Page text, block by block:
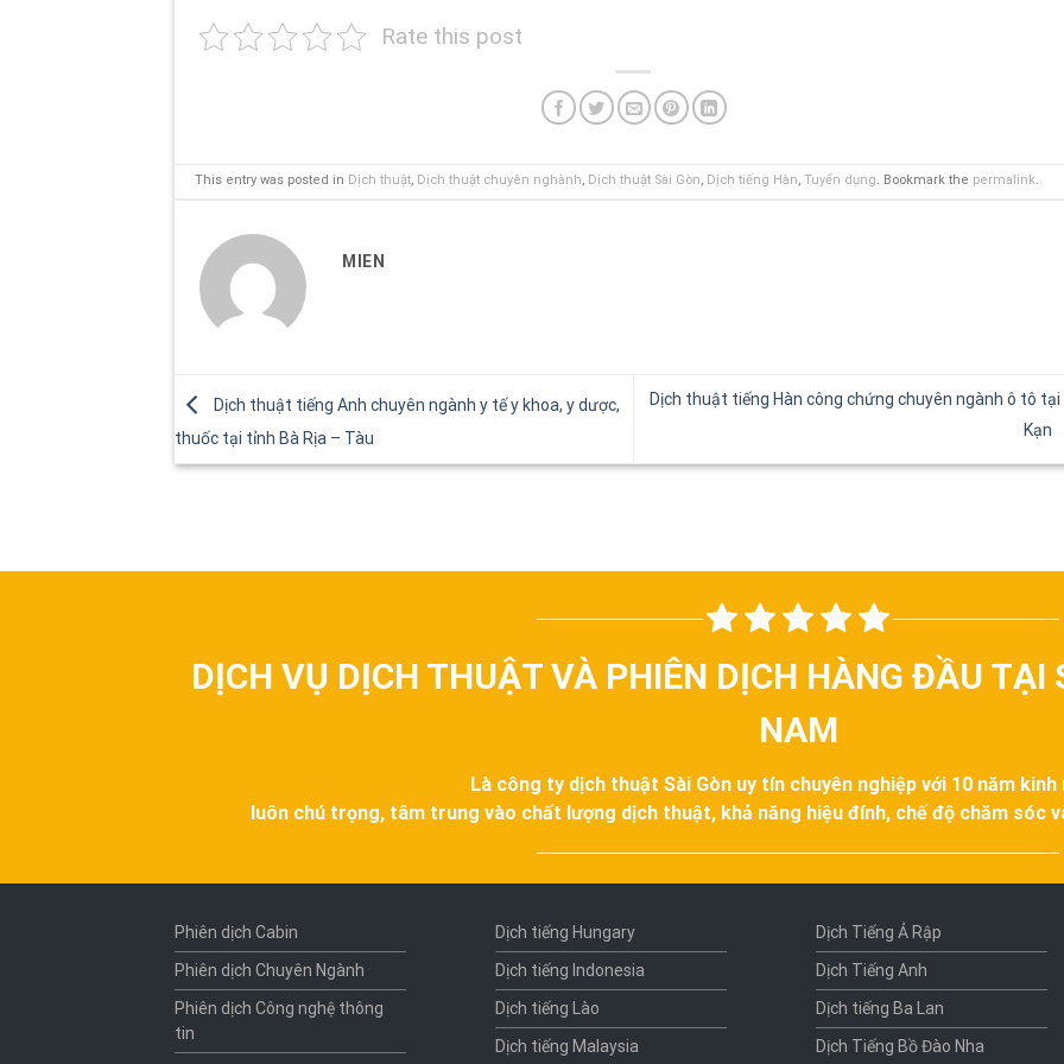
Rate this post
This entry was posted in Dịch thuật, Dịch thuật chuyên nghành, Dịch thuật Sài Gòn, Dịch tiếng Hàn, Tuyển dụng. Bookmark the permalink.
MIEN
Dịch thuật tiếng Anh chuyên ngành y tế y khoa, y dược,
thuốc tại tỉnh Bà Rịa – Tàu
Dịch thuật tiếng Hàn công chứng chuyên ngành ô tô tại
Kạn
DỊCH VỤ DỊCH THUẬT VÀ PHIÊN DỊCH HÀNG ĐẦU TẠI
NAM
Là công ty dịch thuật Sài Gòn uy tín chuyên nghiệp với 10 năm kinh
luôn chú trọng, tâm trung vào chất lượng dịch thuật, khả năng hiệu đính, chế độ chăm sóc
Phiên dịch Cabin
Phiên dịch Chuyên Ngành
Phiên dịch Công nghệ thông
tin
Dịch tiếng Hungary
Dịch tiếng Indonesia
Dịch tiếng Lào
Dịch tiếng Malaysia
Dịch Tiếng Ả Rập
Dịch Tiếng Anh
Dịch tiếng Ba Lan
Dịch Tiếng Bồ Đào Nha